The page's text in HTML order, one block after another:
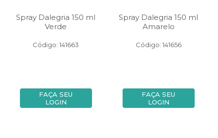
Spray Dalegria 150 ml
Verde
Código: 141663
FAÇA SEU
LOGIN
Spray Dalegria 150 ml
Amarelo
Código: 141656
FAÇA SEU
LOGIN